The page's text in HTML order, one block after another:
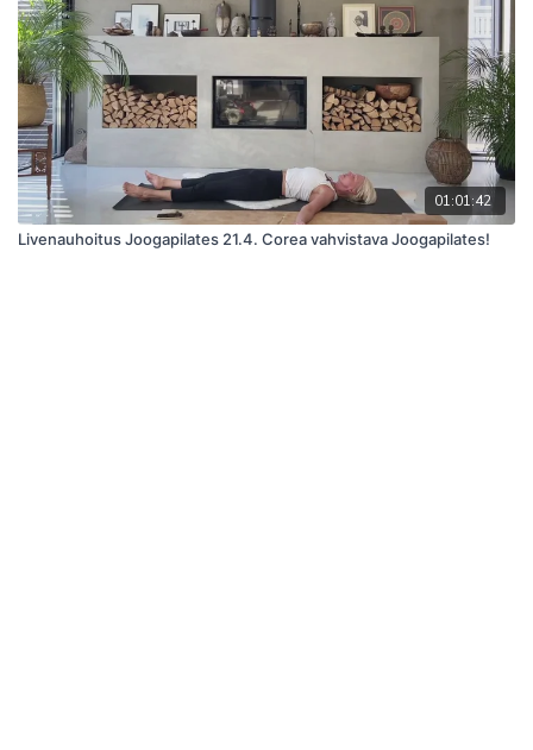
01:01:42
Livenauhoitus Joogapilates 21.4. Corea vahvistava Joogapilates!